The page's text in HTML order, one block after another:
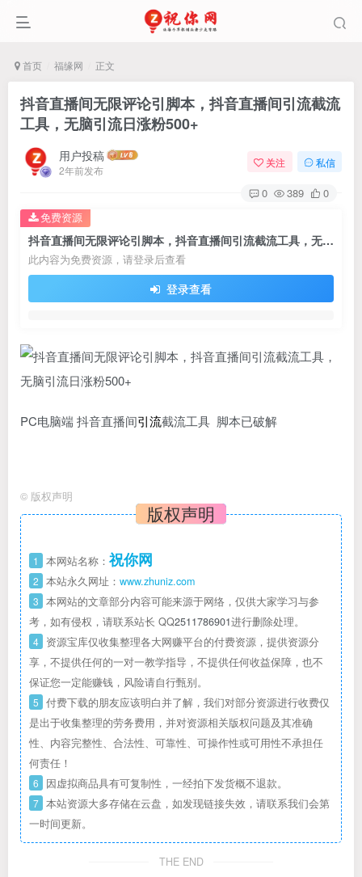
首页 福缘网 正文
抖音直播间无限评论引脚本，抖音直播间引流截流
工具，无脑引流日涨粉500+
用户投稿
2年前发布
关注 私信
0 389 0
抖音直播间无限评论引脚本，抖音直播间引流截流工具，无脑引流日涨粉500+
此内容为免费资源，请登录后查看
登录查看
免费资源
PC电脑端 抖音直播间引流截流工具 脚本已破解
© 版权声明
版权声明
1 本网站名称： 祝你网
2 本站永久网址： www.zhuniz.com
3 本网站的文章部分内容可能来源于网络，仅供大家学习与参
考，如有侵权，请联系站长 QQ2511786901进行删除处理。
4 资源宝库仅收集整理各大网赚平台的付费资源，提供资源分
享，不提供任何的一对一教学指导，不提供任何收益保障，也不
保证您一定能赚钱，风险请自行甄别。
5 付费下载的朋友应该明白并了解，我们对部分资源进行收费仅
是出于收集整理的劳务费用，并对资源相关版权问题及其准确
性、内容完整性、合法性、可靠性、可操作性或可用性不承担任
何责任！
6 因虚拟商品具有可复制性，一经拍下发货概不退款。
7 本站资源大多存储在云盘，如发现链接失效，请联系我们会第
一时间更新。
THE END